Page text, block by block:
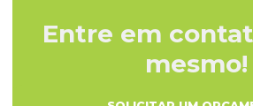
Entre em
mesmo!